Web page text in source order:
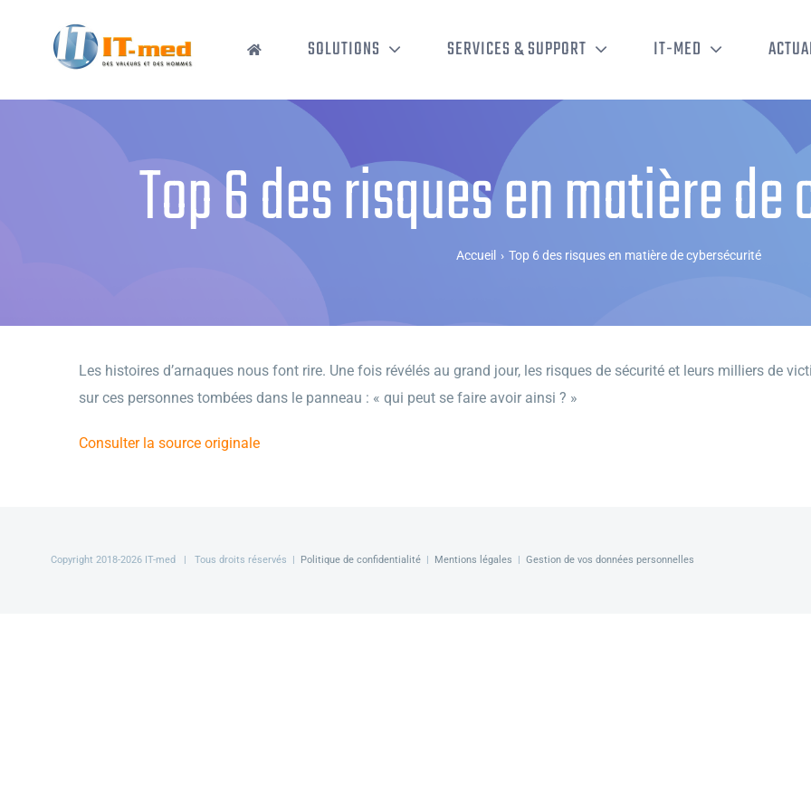
SOLUTIONS SERVICES & SUPPORT IT-MED
Top 6 des risques en matière
Accueil › Top 6 des risques en matière de cybersécurité
Les histoires d’arnaques nous font rire. Une fois révélés au grand jour, les risques de sécurité et leurs milliers de
sur ces personnes tombées dans le panneau : « qui peut se faire avoir ainsi ? »
Consulter la source originale
Copyright 2018-2026 IT-med | Tous droits réservés | Politique de confidentialité| Mentions légales | Gestion de vos données personnelles